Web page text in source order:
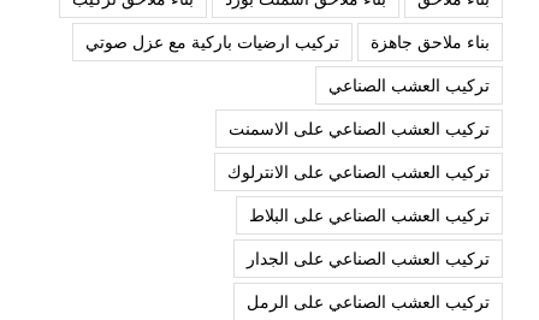
بناء ملاحق جاهزة
تركيب ارضيات باركية مع عزل صوتي
تركيب العشب الصناعي
تركيب العشب الصناعي على الاسمنت
تركيب العشب الصناعي على الانترلوك
تركيب العشب الصناعي على البلاط
تركيب العشب الصناعي على الجدار
تركيب العشب الصناعي على الرمل